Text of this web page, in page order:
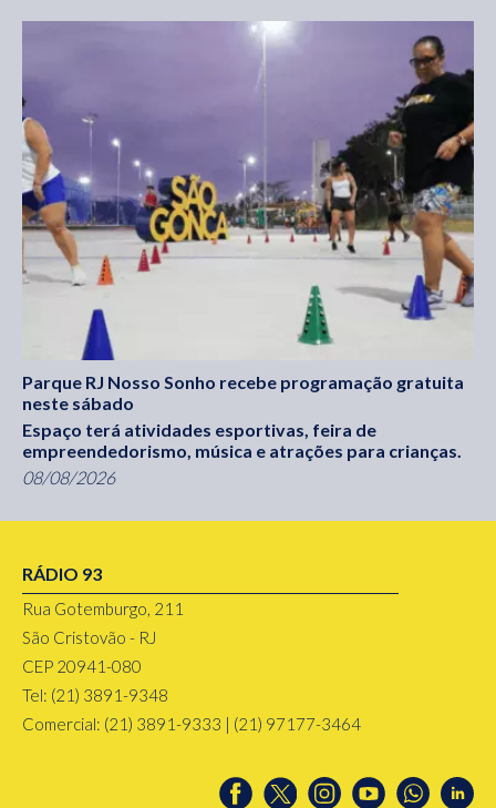
Parque RJ Nosso Sonho recebe programação gratuita
neste sábado
Espaço terá atividades esportivas, feira de
empreendedorismo, música e atrações para crianças.
08/08/2026
RÁDIO 93
Rua Gotemburgo, 211
São Cristovão - RJ
CEP 20941-080
Tel: (21) 3891-9348
Comercial: (21) 3891-9333 | (21) 97177-3464